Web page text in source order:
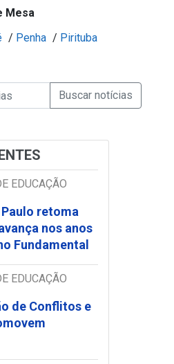
Mesa
/ Penha / Pirituba
de Notícias
informaçõesEnviar a Busca de
EDUCAÇÃO
retoma
nos anos
Fundamental
EDUCAÇÃO
de Conflitos e